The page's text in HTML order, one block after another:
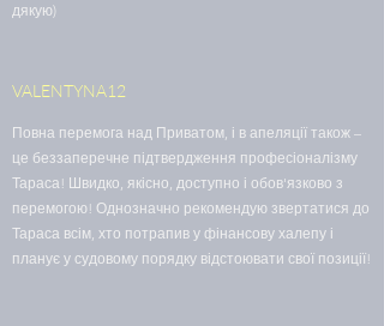
дякую)
VALENTYNA12
Повна перемога над Приватом, і в апеляції також –
це беззаперечне підтвердження професіоналізму
Тараса! Швидко, якісно, доступно і обов'язково з
перемогою! Однозначно рекомендую звертатися до
Тараса всім, хто потрапив у фінансову халепу і
планує у судовому порядку відстоювати свої позиції!